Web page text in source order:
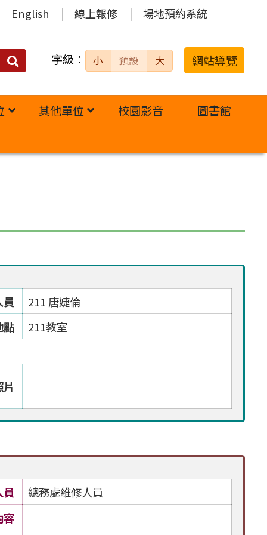
English 線上報修 場地預約系統
搜
字級： 小 預設 大 網站導覽
其他單位 校園影音 圖書館
員
211 唐婕倫
點
211教室
總務處維修人員
容